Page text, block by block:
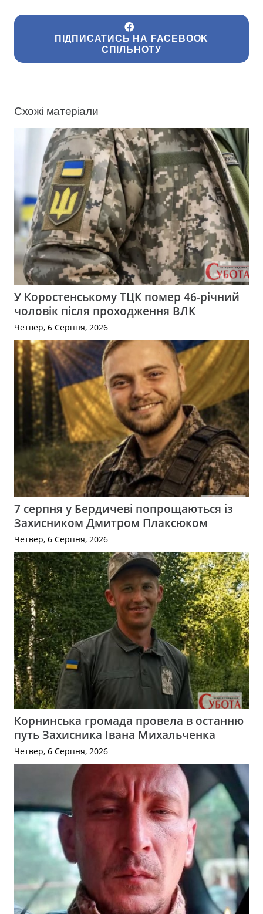
ПІДПИСАТИСЬ НА FACEBOOK
СПІЛЬНОТУ
Схожі матеріали
У Коростенському ТЦК помер 46-річний
чоловік після проходження ВЛК
Четвер, 6 Серпня, 2026
7 серпня у Бердичеві попрощаються із
Захисником Дмитром Плаксюком
Четвер, 6 Серпня, 2026
Корнинська громада провела в останню
путь Захисника Івана Михальченка
Четвер, 6 Серпня, 2026